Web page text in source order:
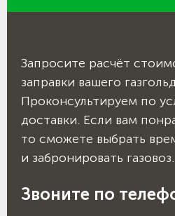
Запросите расчёт
заправки вашего
Проконсультируем по
доставки. Если вам
то сможете выбрать
и забронировать газовоз.
Звоните по